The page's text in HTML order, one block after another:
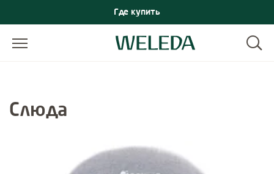
Где купить
Слюда